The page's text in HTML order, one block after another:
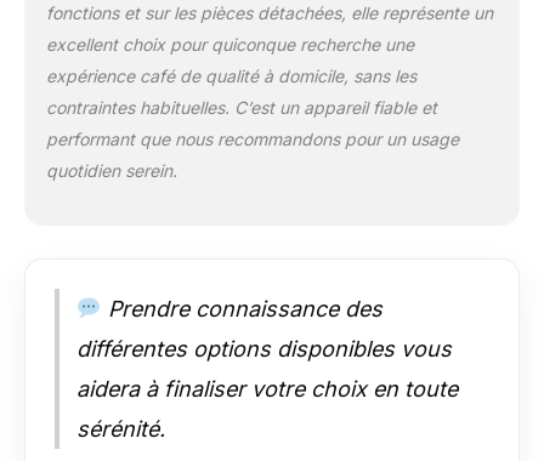
fonctions et sur les pièces détachées, elle représente un
excellent choix pour quiconque recherche une
expérience café de qualité à domicile, sans les
contraintes habituelles. C’est un appareil fiable et
performant que nous recommandons pour un usage
quotidien serein.
Prendre connaissance des
différentes options disponibles vous
aidera à finaliser votre choix en toute
sérénité.